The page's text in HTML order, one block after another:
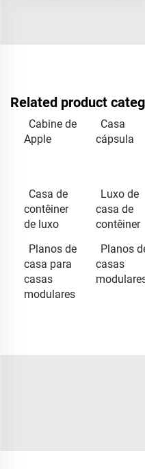
Related product
Cabine de
Apple
Casa
cápsula
Casa de
contêiner
de luxo
Luxo de
casa de
contêiner
Planos de
casa para
casas
modulares
Planos
casas